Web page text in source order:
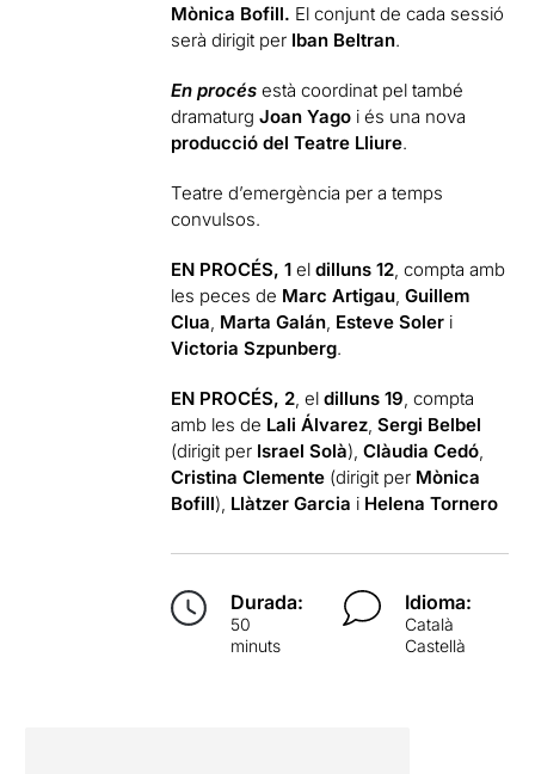
Mònica Bofill. El conjunt de cada sessió
serà dirigit per Iban Beltran.
En procés està coordinat pel també
dramaturgJoan Yago i és una nova
producció del Teatre Lliure.
Teatre d’emergència per a temps
convulsos.
EN PROCÉS, 1 el dilluns 12 , compta amb
les peces de Marc Artigau ,Guillem
Clua Marta Galán Esteve Soler i
Victoria Szpunberg.
EN PROCÉS, 2 , eldilluns 19 , compta
amb les de Lali Álvarez ,Sergi Belbel
(dirigit per Israel Solà),Clàudia Cedó
Cristina Clemente (dirigit per Mònica
Bofill), Llàtzer Garcia i Helena Tornero
Durada:
50
minuts
Idioma:
Català
Castellà